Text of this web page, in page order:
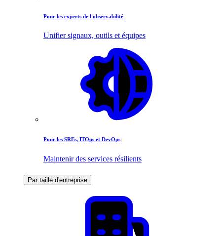
Pour les experts de l'observabilité
Unifier signaux, outils et équipes
Pour les SREs, ITOps et DevOps
Maintenir des services résilients
Par taille d'entreprise